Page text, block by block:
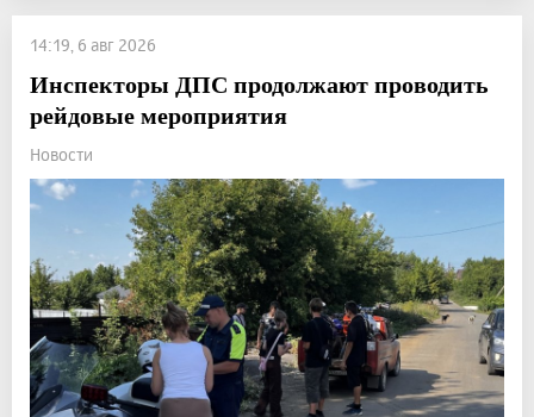
14:19, 6 авг 2026
Инспекторы ДПС продолжают проводить
рейдовые мероприятия
Новости